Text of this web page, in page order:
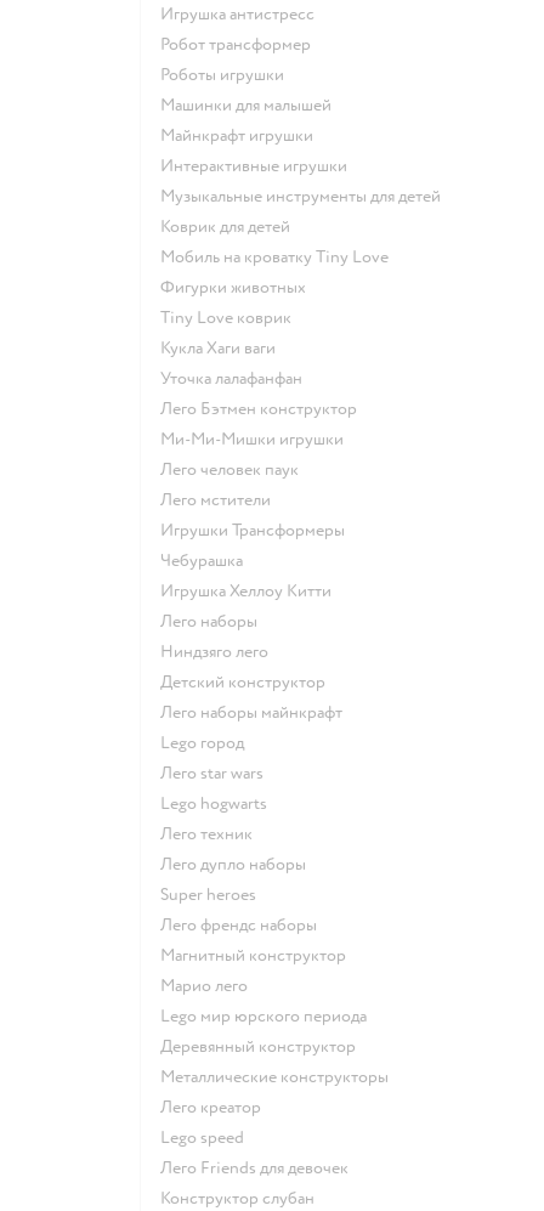
Игрушка антистресс
Робот трансформер
Роботы игрушки
Машинки для малышей
Майнкрафт игрушки
Интерактивные игрушки
Музыкальные инструменты для детей
Коврик для детей
Мобиль на кроватку Tiny Love
Фигурки животных
Tiny Love коврик
Кукла Хаги ваги
Уточка лалафанфан
Лего Бэтмен конструктор
Ми-Ми-Мишки игрушки
Лего человек паук
Лего мстители
Игрушки Трансформеры
Чебурашка
Игрушка Хеллоу Китти
Лего наборы
Ниндзяго лего
Детский конструктор
Лего наборы майнкрафт
Lego город
Лего star wars
Lego hogwarts
Лего техник
Лего дупло наборы
Super heroes
Лего френдс наборы
Магнитный конструктор
Марио лего
Lego мир юрского периода
Деревянный конструктор
Металлические конструкторы
Лего креатор
Lego speed
Лего Friends для девочек
Конструктор слубан